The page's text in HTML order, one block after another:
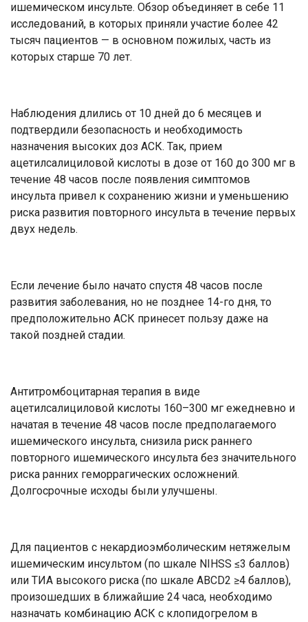
ишемическом инсульте. Обзор объединяет в себе 11
исследований, в которых приняли участие более 42
тысяч пациентов — в основном пожилых, часть из
которых старше 70 лет.
Наблюдения длились от 10 дней до 6 месяцев и
подтвердили безопасность и необходимость
назначения высоких доз АСК. Так, прием
ацетилсалициловой кислоты в дозе от 160 до 300 мг в
течение 48 часов после появления симптомов
инсульта привел к сохранению жизни и уменьшению
риска развития повторного инсульта в течение первых
двух недель.
Если лечение было начато спустя 48 часов после
развития заболевания, но не позднее 14-го дня, то
предположительно АСК принесет пользу даже на
такой поздней стадии.
Антитромбоцитарная терапия в виде
ацетилсалициловой кислоты 160–300 мг ежедневно и
начатая в течение 48 часов после предполагаемого
ишемического инсульта, снизила риск раннего
повторного ишемического инсульта без значительного
риска ранних геморрагических осложнений.
Долгосрочные исходы были улучшены.
Для пациентов с некардиоэмболическим нетяжелым
ишемическим инсультом (по шкале NIHSS ≤3 баллов)
или ТИА высокого риска (по шкале ABCD2 ≥4 баллов),
произошедших в ближайшие 24 часа, необходимо
назначать комбинацию АСК с клопидогрелом в